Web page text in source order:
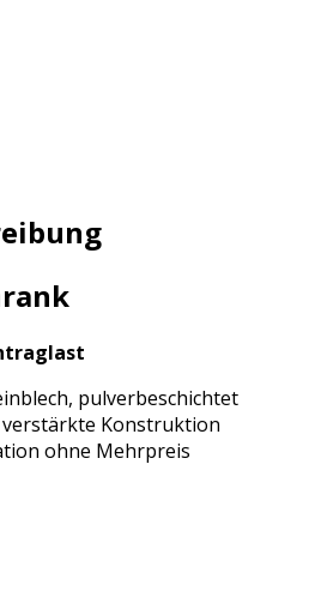
pulverbeschichtet
Konstruktion
ohne Mehrpreis